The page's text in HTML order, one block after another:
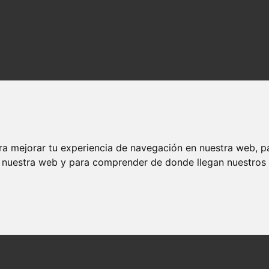
mejorar tu experiencia de navegación en nuestra web,
web y para comprender de donde llegan